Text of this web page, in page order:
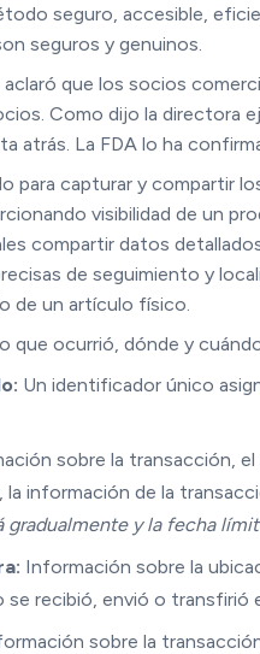
seguro, accesible,
seguros y genuinos.
que los socios
Como dijo la directora
atrás. La FDA lo ha
para capturar y compartir
visibilidad de un
compartir datos
de seguimiento y
de un artículo físico.
que ocurrió, dónde y
Un identificador único
sobre la transacción,
información de la
gradualmente y la fecha
Información sobre la
se recibió, envió o transfirió
sobre la